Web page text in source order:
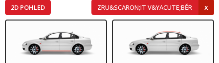
ZRU&SCARON;IT V&YACUTE;BĚR
2D POHLED